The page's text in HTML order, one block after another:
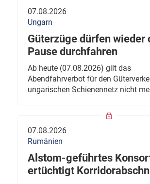
07.08.2026
Ungarn
Güterzüge dürfen wieder
Pause durchfahren
Ab heute (07.08.2026) gilt das
Abendfahrverbot für den
ungarischen Schienennetz nicht
07.08.2026
Rumänien
Alstom-geführtes
ertüchtigt